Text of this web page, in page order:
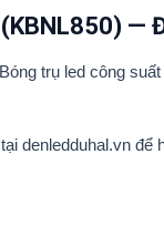
—
trụ led công
denledduhal.vn